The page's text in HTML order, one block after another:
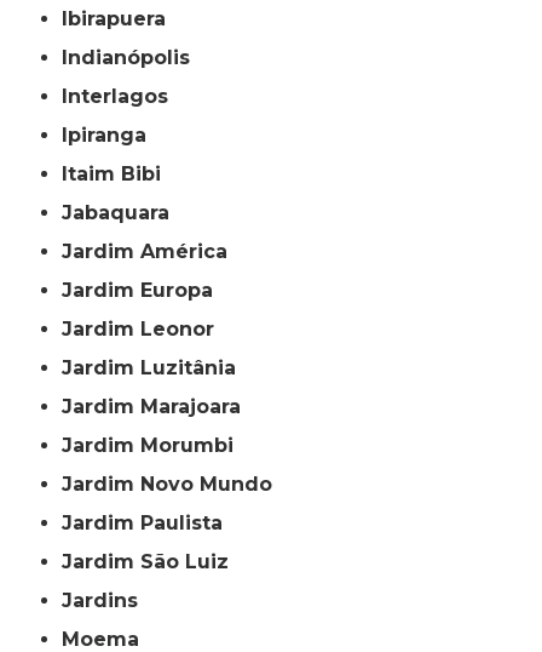
Ibirapuera
Indianópolis
Interlagos
Ipiranga
Itaim Bibi
Jabaquara
Jardim América
Jardim Europa
Jardim Leonor
Jardim Luzitânia
Jardim Marajoara
Jardim Morumbi
Jardim Novo Mundo
Jardim Paulista
Jardim São Luiz
Jardins
Moema